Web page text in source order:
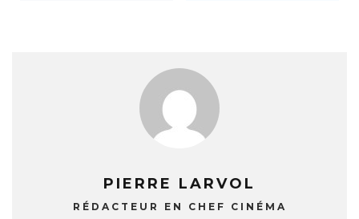
PIERRE LARVOL
RÉDACTEUR EN CHEF CINÉMA